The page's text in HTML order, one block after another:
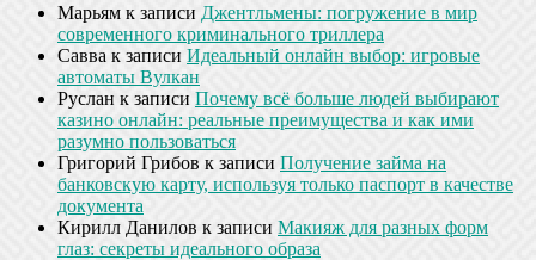
Марьям к записи Джентльмены: погружение в мир
современного криминального триллера
Савва к записи Идеальный онлайн выбор: игровые
автоматы Вулкан
Руслан к записи Почему всё больше людей выбирают
казино онлайн: реальные преимущества и как ими
разумно пользоваться
Григорий Грибов к записи Получение займа на
банковскую карту, используя только паспорт в качестве
документа
Кирилл Данилов к записи Макияж для разных форм
глаз: секреты идеального образа